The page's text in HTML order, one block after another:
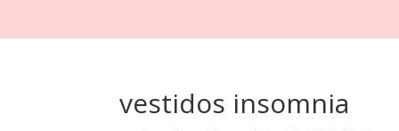
vestidos insomnia